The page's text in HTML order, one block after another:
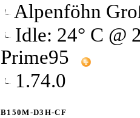
Alpenföhn
Idle: 24° C @
Prime95
1.74.0
B150M-D3H-CF